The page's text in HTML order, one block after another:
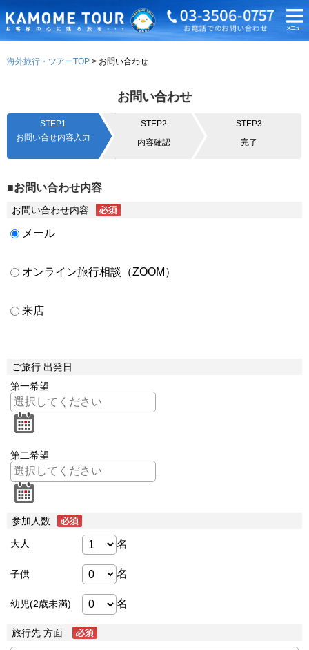
海外旅行・ツアーTOP お問い合わせ
お問い合わせ
STEP1
お問い合せ内容入力
STEP2
内容確認
STEP3
完了
■お問い合わせ内容
お問い合わせ内容
メール
オンライン旅行相談（ZOOM）
来店
ご旅行 出発日
第一希望
第二希望
参加人数
大人 名
子供 名
幼児(2歳未満) 名
旅行先 方面